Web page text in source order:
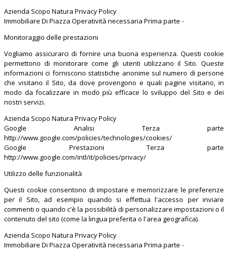
Azienda Scopo Natura Privacy Policy
Immobiliare Di Piazza Operatività necessaria Prima parte -
Monitoraggio delle prestazioni
Vogliamo assicurarci di fornire una buona esperienza. Questi cookie
permettono di monitorare come gli utenti utilizzano il Sito. Queste
informazioni ci forniscono statistiche anonime sul numero di persone
che visitano il Sito, da dove provengono e quali pagine visitano, in
modo da focalizzare in modo più efficace lo sviluppo del Sito e dei
nostri servizi.
Azienda Scopo Natura Privacy Policy
Google Analisi Terza parte
http://www.google.com/policies/technologies/cookies/
Google Prestazioni Terza parte
http://www.google.com/intl/it/policies/privacy/
Utilizzo delle funzionalità
Questi cookie consentono di impostare e memorizzare le preferenze
per il Sito, ad esempio quando si effettua l'accesso per inviare
commenti o quando c'è la possibilità di personalizzare impostazioni o il
contenuto del sito (come la lingua preferita o l'area geografica).
Azienda Scopo Natura Privacy Policy
Immobiliare Di Piazza Operatività necessaria Prima parte -